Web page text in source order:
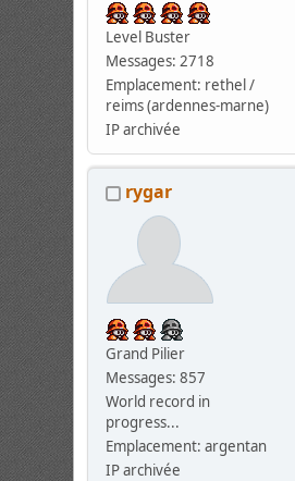
Level Buster
Messages: 2718
Emplacement: rethel /
reims (ardennes-marne)
IP archivée
rygar
Grand Pilier
Messages: 857
World record in
progress...
Emplacement: argentan
IP archivée